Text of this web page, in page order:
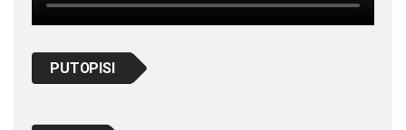
PUTOPISI